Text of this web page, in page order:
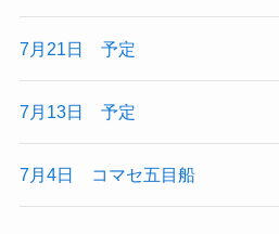
7月21日 予定
7月13日 予定
7月4日 コマセ五目船